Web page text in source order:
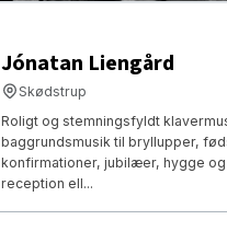
Jónatan Liengård
Skødstrup
Roligt og stemningsfyldt
baggrundsmusik til bryllupper,
konfirmationer, jubilæer, hygge
reception ell...